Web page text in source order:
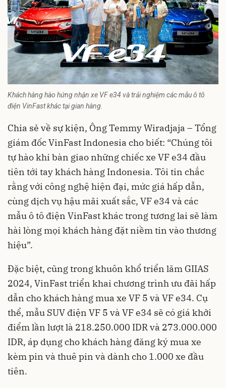
Khách hàng hào hứng nhận xe VF e34 và trải nghiệm các mẫu ô tô
điện VinFast khác tại gian hàng.
Chia sẻ về sự kiện, Ông Temmy Wiradjaja – Tổng
giám đốc VinFast Indonesia cho biết: “Chúng tôi
tự hào khi bàn giao những chiếc xe VF e34 đầu
tiên tới tay khách hàng Indonesia. Tôi tin chắc
rằng với công nghệ hiện đại, mức giá hấp dẫn,
cùng dịch vụ hậu mãi xuất sắc, VF e34 và các
mẫu ô tô điện VinFast khác trong tương lai sẽ làm
hài lòng mọi khách hàng đặt niềm tin vào thương
hiệu”.
Đặc biệt, cũng trong khuôn khổ triển lãm GIIAS
2024, VinFast triển khai chương trình ưu đãi hấp
dẫn cho khách hàng mua xe VF 5 và VF e34. Cụ
thể, mẫu SUV điện VF 5 và VF e34 sẽ có giá khởi
điểm lần lượt là 218.250.000 IDR và 273.000.000
IDR, áp dụng cho khách hàng đăng ký mua xe
kèm pin và thuê pin và dành cho 1.000 xe đầu
tiên.